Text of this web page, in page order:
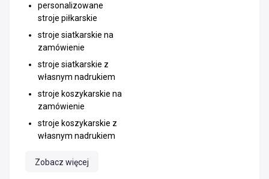
personalizowane
stroje piłkarskie
stroje siatkarskie na
zamówienie
stroje siatkarskie z
własnym nadrukiem
stroje koszykarskie na
zamówienie
stroje koszykarskie z
własnym nadrukiem
Zobacz więcej